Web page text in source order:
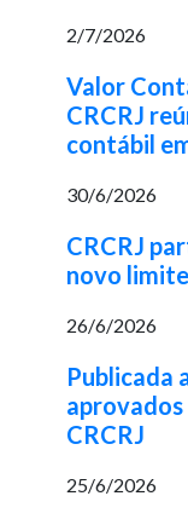
2/7/2026
Valor
CRCRJ
contábil
30/6/2026
CRCRJ
novo
26/6/2026
Publicada
CRCRJ
25/6/2026